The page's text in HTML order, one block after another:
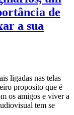
de
a sua
ligadas nas telas
proposito que é
os amigos e viver a
tem se